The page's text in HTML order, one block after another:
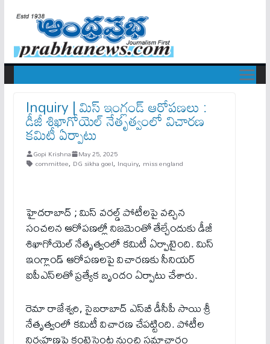
Inquiry | మిస్ ఇంగ్లండ్ ఆరోపణలు :
డీజీ శిఖాగోయెల్ నేతృత్వంలో విచారణ
కమిటీ ఏర్పాటు
Gopi Krishna May 25, 2025
committee, DG sikha goel, Inquiry, miss england
హైదరాబాద్ ; మిస్ వరల్డ్ పోటీలపై వచ్చిన
సంచలన ఆరోపణల్లో నిజమెంతో తేల్చేందుకు డీజీ
శిఖాగోయెల్ నేతృత్వంలో కమిటీ ఏర్పాటైంది. మిస్
ఇంగ్లాండ్ ఆరోపణలపై విచారణకు సీనియర్
ఐపీఎస్‌లతో ప్రత్యేక బృందం ఏర్పాటు చేశారు.
రెమా రాజేశ్వరి, సైబరాబాద్ ఎస్‌బీ డీసీపీ సాయి శ్రీ
నేతృత్వంలో కమిటీ విచారణ చేపట్టింది. పోటీల
నిర్వహణపై కంటెస్టెంట్ల నుంచి సమాచారం